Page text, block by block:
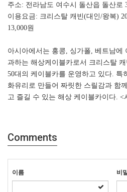
주소: 전라남도 여수시 돌산읍 돌산로
이용요금: 크리스탈 캐빈 (대인 /왕복)
13,000원
아시아에서는 홍콩 싱가폴 베트남에
과하는 해상케이블카로서 크리스탈 캐
50대의 케이블카를 운영하고 있다 특
화유리로 만들어 짜릿한 스릴감과 함
고 즐길 수 있는 해상 케이블카이다. <
Comments
이름 비